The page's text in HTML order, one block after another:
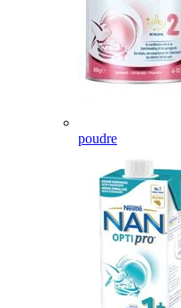
poudre